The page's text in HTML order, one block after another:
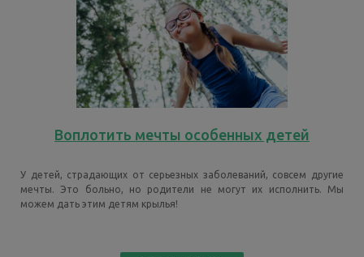
Воплотить мечты особенных детей
У детей, страдающих от серьезных заболеваний, совсем другие
мечты. Это больно, но родители не могут их исполнить. Мы
можем дать этим детям крылья!